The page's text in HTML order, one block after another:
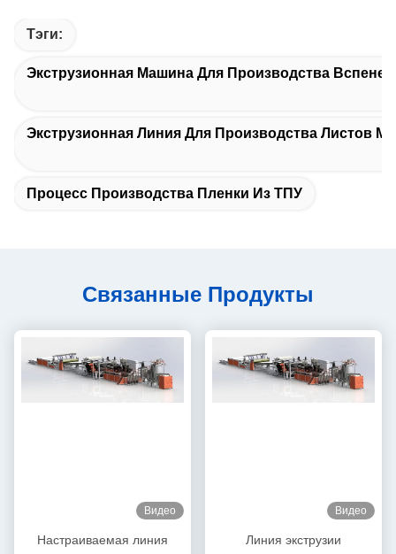
Тэги:
Экструзионная Машина Для Производства
Экструзионная Линия Для Производства Листов
Процесс Производства Пленки Из ТПУ
Связанные Продукты
Видео
Настраиваемая линия
Видео
Линия экструзии